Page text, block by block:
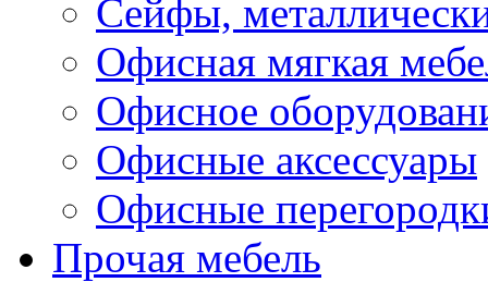
Сейфы,
Офисная мягкая
Офисное
Офисные аксессуары
Офисные
Прочая мебель